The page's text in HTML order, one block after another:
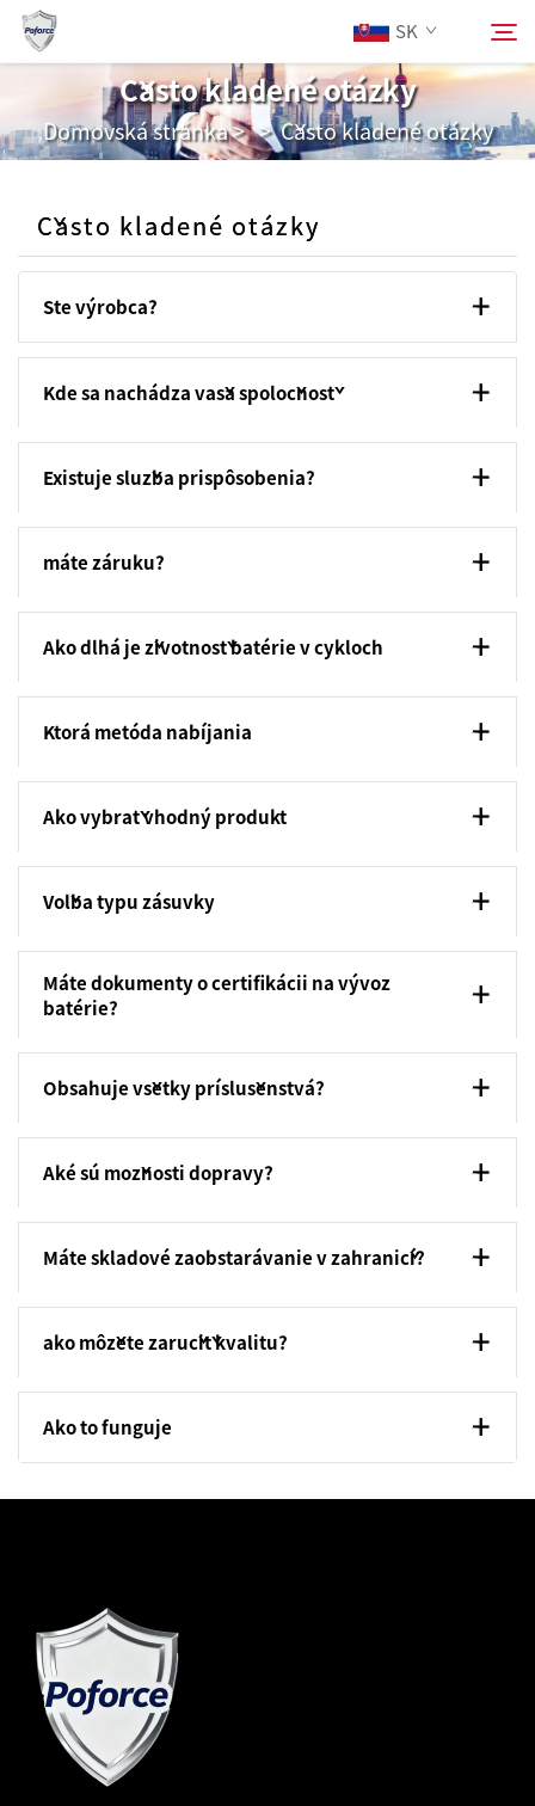
SK
O Nás
Výrobky
Stiahnuť
Správy
Kontaktuj Nás
Často kladené otázky
Domovská stránka>>Často kladené otázky
Často kladené otázky
Ste výrobca?
Kde sa nachádza vaša spoločnosť
Existuje služba prispôsobenia?
máte záruku?
Ako dlhá je životnosť batérie v cykloch
Ktorá metóda nabíjania
Ako vybrať vhodný produkt
Voľba typu zásuvky
Máte dokumenty o certifikácii na vývoz
batérie?
Obsahuje všetky príslušenstvá?
Aké sú možnosti dopravy?
Máte skladové zaobstarávanie v zahraničí?
ako môžete zaručiť kvalitu?
Ako to funguje